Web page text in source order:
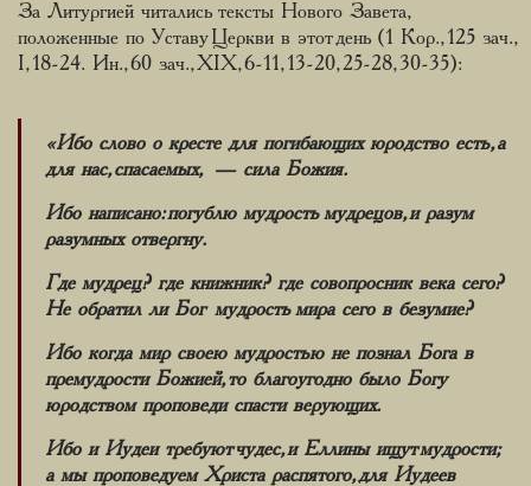
За Литургией читались тексты Нового Завета,
положенные по Уставу Церкви в этот день (1 Кор., 125 зач.,
I, 18-24. Ин., 60 зач., XIX, 6-11, 13-20, 25-28, 30-35):
«Ибо слово о кресте для погибающих юродство есть, а
для нас, спасаемых, — сила Божия.
Ибо написано: погублю мудрость мудрецов, и разум
разумных отвергну.
Где мудрец? где книжник? где совопросник века сего?
Не обратил ли Бог мудрость мира сего в безумие?
Ибо когда мир своею мудростью не познал Бога в
премудрости Божией, то благоугодно было Богу
юродством проповеди спасти верующих.
Ибо и Иудеи требуют чудес, и Еллины ищут мудрости;
а мы проповедуем Христа распятого, для Иудеев